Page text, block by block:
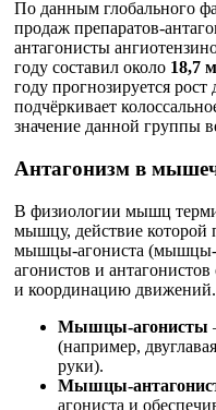
По данным глобального
продаж препаратов-
антагонисты
году составил около 18,7
году прогнозируется рост
подчёркивает
значение данной группы
Антагонизм в
В физиологии мышц
мышцу, действие
мышцы-агониста (мышцы-
агонистов и
и координацию движений.
Мышцы-агонисты
(например,
руки).
Мышцы-
агониста и